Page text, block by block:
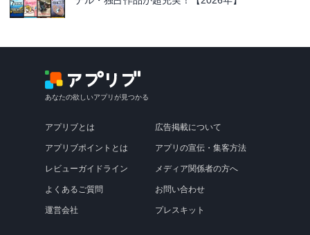
あなたの欲しいアプリが見つかる
アプリブとは
アプリブポイントとは
レビューガイドライン
よくあるご質問
運営会社
広告掲載について
アプリの宣伝・集客方法
メディア関係者の方へ
お問い合わせ
プレスキット